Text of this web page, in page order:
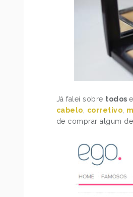
Já falei sobre todos
cabelo
corretivo
de comprar algum